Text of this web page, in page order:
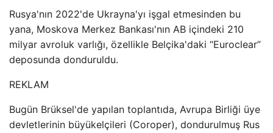
Rusya'nın 2022'de Ukrayna'yı işgal etmesinden bu
yana, Moskova Merkez Bankası'nın AB içindeki 210
milyar avroluk varlığı, özellikle Belçika'daki “Euroclear”
deposunda donduruldu.
REKLAM
Bugün Brüksel'de yapılan toplantıda, Avrupa Birliği üye
devletlerinin büyükelçileri (Coroper), dondurulmuş Rus